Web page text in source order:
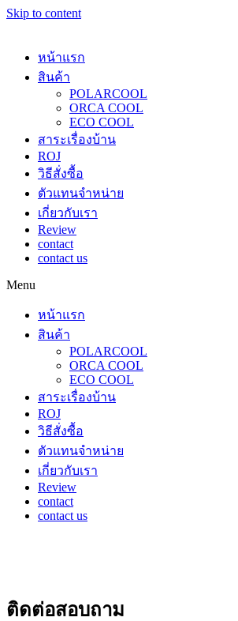
Skip to content
หน้าแรก
สินค้า
POLARCOOL
ORCA COOL
ECO COOL
สาระเรื่องบ้าน
ROJ
วิธีสั่งซื้อ
ตัวแทนจำหน่าย
เกี่ยวกับเรา
Review
contact
contact us
Menu
หน้าแรก
สินค้า
POLARCOOL
ORCA COOL
ECO COOL
สาระเรื่องบ้าน
ROJ
วิธีสั่งซื้อ
ตัวแทนจำหน่าย
เกี่ยวกับเรา
Review
contact
contact us
ติดต่อสอบถาม